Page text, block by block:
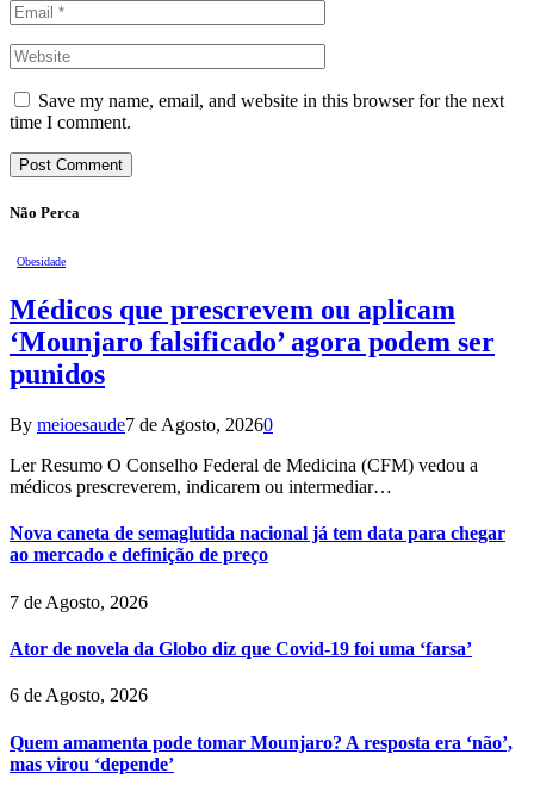
Save my name, email, and website in this browser for the next
time I comment.
Não Perca
Obesidade
Médicos que prescrevem ou aplicam
‘Mounjaro falsificado’ agora podem ser
punidos
By meioesaude7 de Agosto, 20260
Ler Resumo O Conselho Federal de Medicina (CFM) vedou a
médicos prescreverem, indicarem ou intermediar…
Nova caneta de semaglutida nacional já tem data para chegar
ao mercado e definição de preço
7 de Agosto, 2026
Ator de novela da Globo diz que Covid-19 foi uma ‘farsa’
6 de Agosto, 2026
Quem amamenta pode tomar Mounjaro? A resposta era ‘não’,
mas virou ‘depende’